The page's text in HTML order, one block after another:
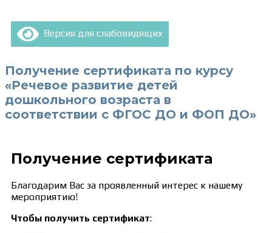
Версия для слабовидящих
Получение сертификата по курсу
«Речевое развитие детей
дошкольного возраста в
соответствии с ФГОС ДО и ФОП ДО»
Получение сертификата
Благодарим Вас за проявленный интерес к нашему
мероприятию!
Чтобы получить сертификат: